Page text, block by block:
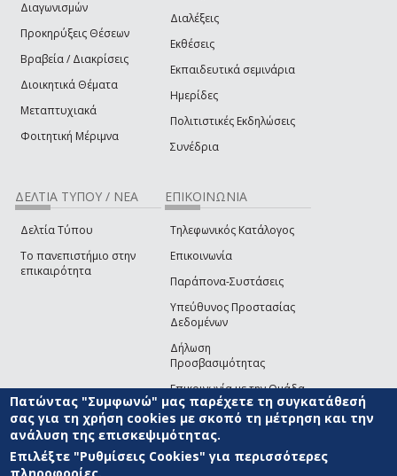
Διαγωνισμών
Προκηρύξεις Θέσεων
Βραβεία / Διακρίσεις
Διοικητικά Θέματα
Μεταπτυχιακά
Φοιτητική Μέριμνα
Διαλέξεις
Εκθέσεις
Εκπαιδευτικά σεμινάρια
Ημερίδες
Πολιτιστικές Εκδηλώσεις
Συνέδρια
ΔΕΛΤΙΑ ΤΥΠΟΥ / ΝΕΑ
Δελτία Τύπου
Το πανεπιστήμιο στην
επικαιρότητα
ΕΠΙΚΟΙΝΩΝΙΑ
Τηλεφωνικός Κατάλογος
Επικοινωνία
Παράπονα-Συστάσεις
Υπεύθυνος Προστασίας
Δεδομένων
Δήλωση
Προσβασιμότητας
Επικοινωνία με την Ομάδα
Ανάπτυξης του site(link sends e-mail)
© ΠΑΝΕΠΙΣΤΗΜΙΟ ΑΙΓΑΙΟΥ ΟΡΟΙ ΧΡΗΣΗΣ
ΑΝΑΠΤΥΞΗΣ
Πατώντας "Συμφωνώ" μας παρέχετε τη συγκατάθεσή
σας για τη χρήση cookies με σκοπό τη μέτρηση και την
ανάλυση της επισκεψιμότητας.
Επιλέξτε "Ρυθμίσεις Cookies" για περισσότερες